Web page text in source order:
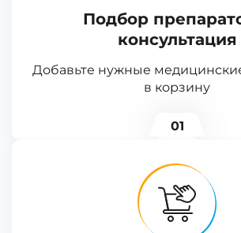
Подбор
консультация
Добавьте нужные
в корзину
01